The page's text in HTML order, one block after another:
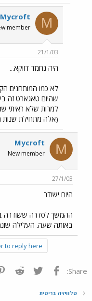
M
Mycroft
member
21/1/03
היה נחמד דווקא...
לא כמו המותחנים
שהיום טאגארט זה
למרות שלא ראיתי
(אלה מתחילת שנות
M
Mycroft
New member
27/1/03
היום ישודר
באותה שעה. העלילה
to reply here.
Share: פייסבוק Twitter
טלוויזיה בריטית